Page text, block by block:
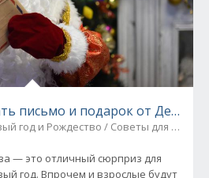
письмо и подарок от Деда
год и Рождество / Советы для
— это отличный сюрприз для
год. Впрочем и взрослые будут